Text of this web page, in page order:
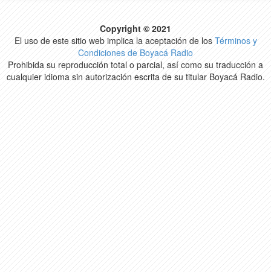
Copyright © 2021
El uso de este sitio web implica la aceptación de los Términos y
Condiciones de Boyacá Radio
Prohibida su reproducción total o parcial, así como su traducción a
cualquier idioma sin autorización escrita de su titular Boyacá Radio.